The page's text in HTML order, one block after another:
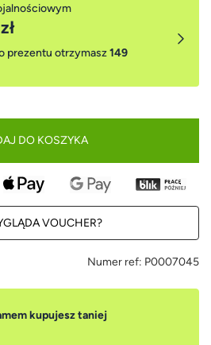
prezentu otrzymasz149
DO KOSZYKA
VOUCHER?
Numer ref: P0007045
kupujesz taniej